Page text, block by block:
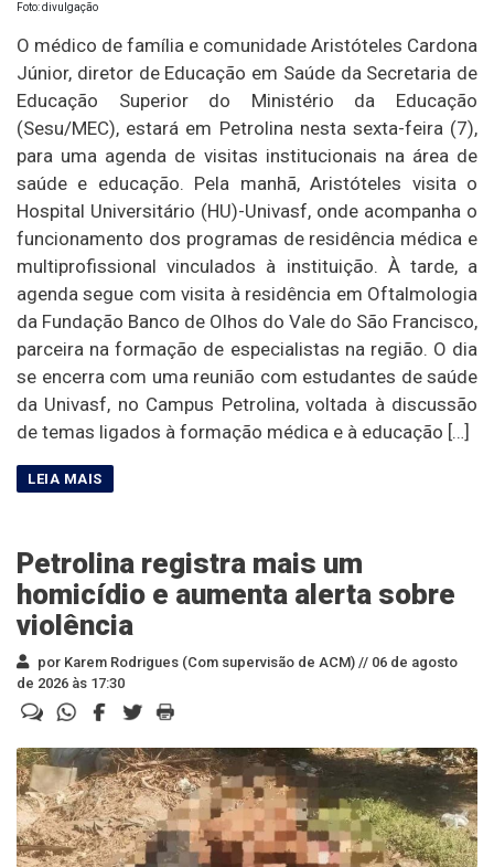
Foto: divulgação
O médico de família e comunidade Aristóteles Cardona
Júnior, diretor de Educação em Saúde da Secretaria de
Educação Superior do Ministério da Educação
(Sesu/MEC), estará em Petrolina nesta sexta-feira (7),
para uma agenda de visitas institucionais na área de
saúde e educação. Pela manhã, Aristóteles visita o
Hospital Universitário (HU)-Univasf, onde acompanha o
funcionamento dos programas de residência médica e
multiprofissional vinculados à instituição. À tarde, a
agenda segue com visita à residência em Oftalmologia
da Fundação Banco de Olhos do Vale do São Francisco,
parceira na formação de especialistas na região. O dia
se encerra com uma reunião com estudantes de saúde
da Univasf, no Campus Petrolina, voltada à discussão
de temas ligados à formação médica e à educação […]
Petrolina registra mais um
homicídio e aumenta alerta sobre
violência
por Karem Rodrigues (Com supervisão de ACM) // 06 de agosto
de 2026 às 17:30